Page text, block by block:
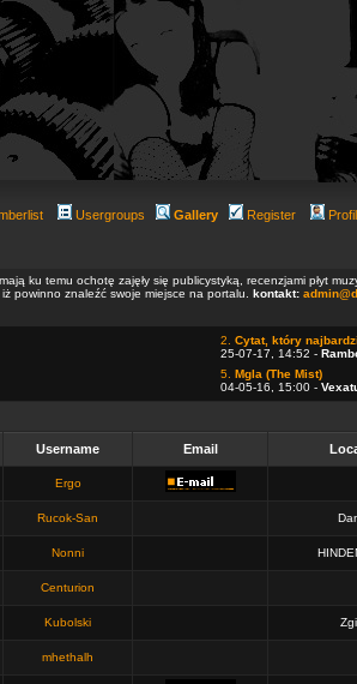
Usergroups Gallery Register
ku temu ochotę zajęły się publicystyką, recenzjami płyt
powinno znaleźć swoje miejsce na portalu. kontakt:
2. Cytat, który
25-07-17, 14:52 -
5. Mgla (The Mist)
04-05-16, 15:00 -
Username Email
Ergo
Rucok-San
Nonni
Centurion
Kubolski
mhethalh